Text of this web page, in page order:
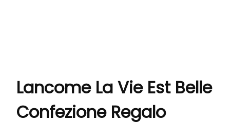
Lancome La Vie Est Belle
Confezione Regalo